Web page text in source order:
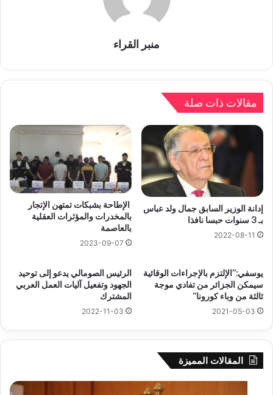
منبر القراء
مقالات ذات صلة
إدانة الوزير السابق جمال ولد عباس
بـ 3 سنوات حبسا نافذا
2022-08-11
الإطاحة بشبكات تمتهن الإتجار
بالمخدرات والمؤثرات العقلية
بالعاصمة
2023-09-07
يوسفي:”الإلتزم بالإجراءات الوقائية
سيمكن الجزائر من تفادي موجة
ثالثة من وباء كورونا”
2021-05-03
الرئيس الصومالي يدعو إلى توحيد
الجهود وتفعيل آليات العمل العربي
المشترك
2022-11-03
المقالات المميزة